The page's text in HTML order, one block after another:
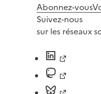
Abonnez-vous
Suivez-nous
sur les réseaux